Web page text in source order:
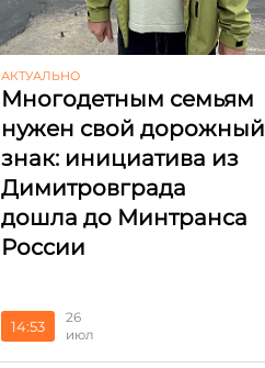
АКТУАЛЬНО
Многодетным семьям
нужен свой дорожный
знак: инициатива из
Димитровграда
дошла до Минтранса
России
14:53
26
июл